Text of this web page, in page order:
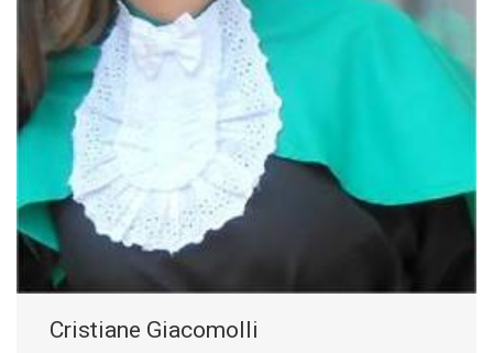
Cristiane Giacomolli